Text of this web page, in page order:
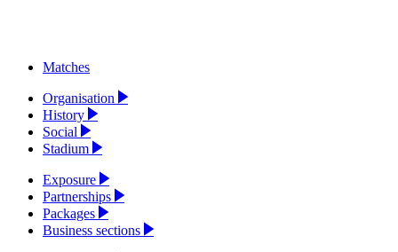
Matches
Organisation
History
Social
Stadium
Exposure
Partnerships
Packages
Business sections